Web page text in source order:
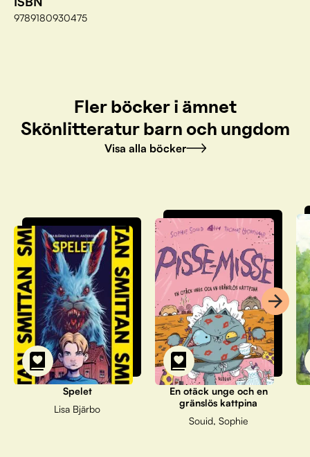
9789180930475
Fler böcker i ämnet
Skönlitteratur barn och ungdom
Visa alla böcker
Spelet
Lisa Bjärbo
En otäck unge och en
gränslös kattpina
Souid, Sophie